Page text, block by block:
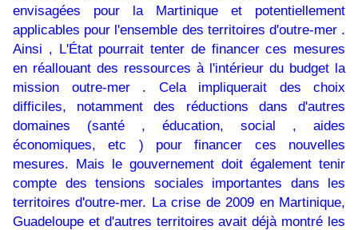
envisagées pour la Martinique et potentiellement
applicables pour l'ensemble des territoires d'outre-mer .
Ainsi , L'État pourrait tenter de financer ces mesures
en réallouant des ressources à l'intérieur du budget la
mission outre-mer . Cela impliquerait des choix
difficiles, notamment des réductions dans d'autres
domaines (santé , éducation, social , aides
économiques, etc ) pour financer ces nouvelles
mesures. Mais le gouvernement doit également tenir
compte des tensions sociales importantes dans les
territoires d'outre-mer. La crise de 2009 en Martinique,
Guadeloupe et d'autres territoires avait déjà montré les